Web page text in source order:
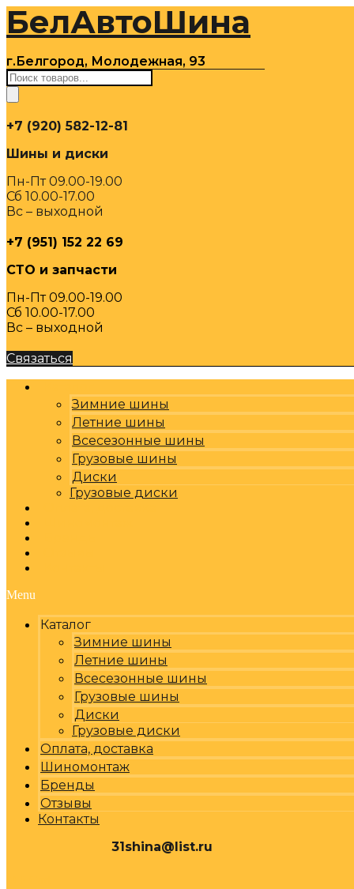
Перейти
содержимому
БелАвтоШина
г.Белгород, Молодежная, 93
Поиск
товаров
+7 (920) 582-12-81
Шины и диски
Пн-Пт 09.00-19.00
Сб 10.00-17.00
Вс – выходной
+7 (951) 152 22 69
СТО и запчасти
Пн-Пт 09.00-19.00
Сб 10.00-17.00
Вс – выходной
Связаться
Зимние шины
Летние шины
Всесезонные шины
Грузовые шины
Диски
Грузовые диски
Menu
Каталог
Зимние шины
Летние шины
Всесезонные шины
Грузовые шины
Диски
Грузовые диски
Оплата, доставка
Шиномонтаж
Бренды
Отзывы
Контакты
31shina@list.ru